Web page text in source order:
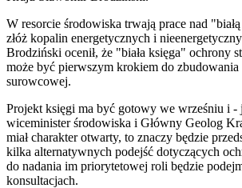
W resorcie środowiska trwają prace nad
złóż kopalin energetycznych i
Brodziński ocenił, że "biała księga" ochrony
może być pierwszym krokiem do
surowcowej.
Projekt księgi ma być gotowy we wrześniu i -
wiceminister środowiska i Główny Geolog
miał charakter otwarty, to znaczy będzie
kilka alternatywnych podejść dotyczących
do nadania im priorytetowej roli będzie
konsultacjach.